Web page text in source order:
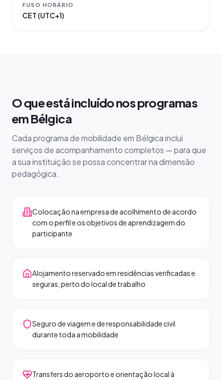
FUSO HORÁRIO
CET (UTC+1)
O que está incluído nos programas
em Bélgica
Cada programa de mobilidade em Bélgica inclui
serviços de acompanhamento completos — para que
a sua instituição se possa concentrar na dimensão
pedagógica.
Colocação na empresa de acolhimento de acordo
com o perfil e os objetivos de aprendizagem do
participante
Alojamento reservado em residências verificadas e
seguras, perto do local de trabalho
Seguro de viagem e de responsabilidade civil
durante toda a mobilidade
Transfers do aeroporto e orientação local à